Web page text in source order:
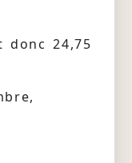
donc 24,75